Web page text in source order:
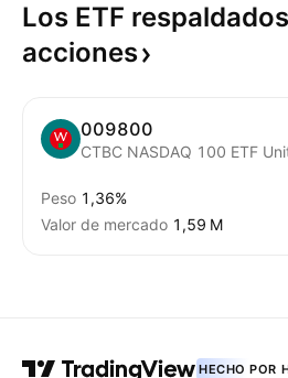
Los ETF
acciones
009800
CTBC NASDAQ 100 ETF
Peso 1,36%
Valor de mercado ‪1,59 M‬
HECHO POR